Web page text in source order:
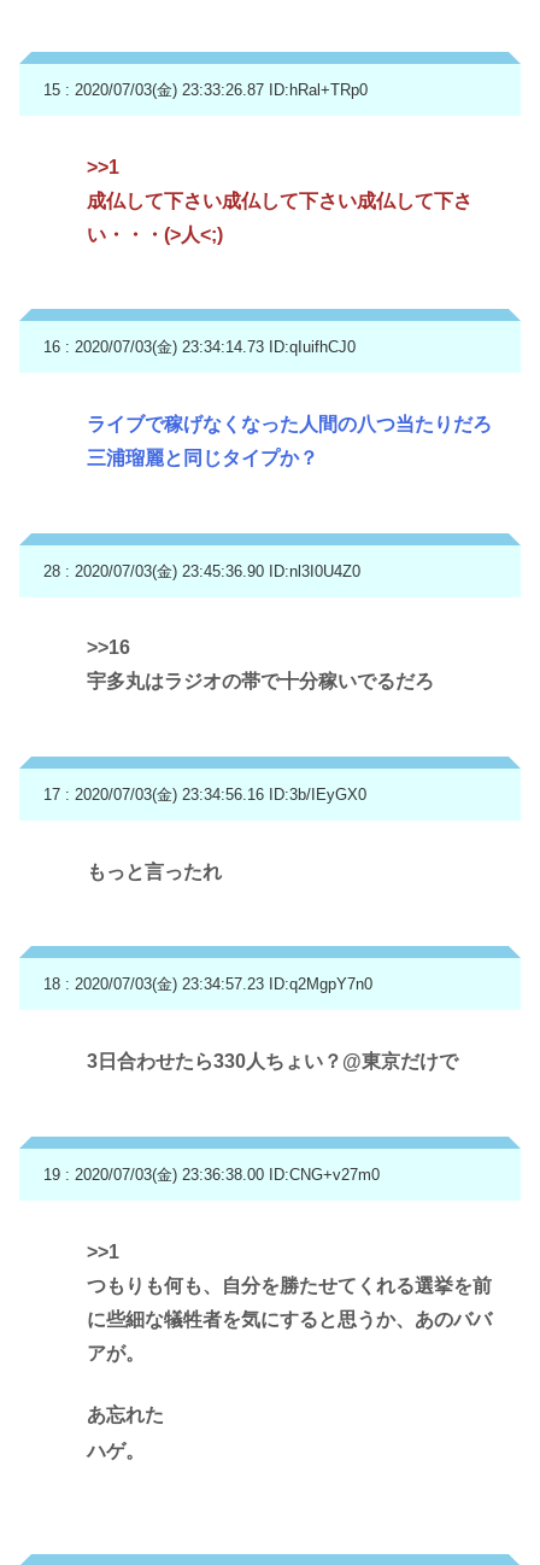
15 : 2020/07/03(金) 23:33:26.87 ID:hRal+TRp0
>>1
成仏して下さい成仏して下さい成仏して下さ
い・・・(>人<;)
16 : 2020/07/03(金) 23:34:14.73 ID:qIuifhCJ0
ライブで稼げなくなった人間の八つ当たりだろ
三浦瑠麗と同じタイプか？
28 : 2020/07/03(金) 23:45:36.90 ID:nl3I0U4Z0
>>16
宇多丸はラジオの帯で十分稼いでるだろ
17 : 2020/07/03(金) 23:34:56.16 ID:3b/IEyGX0
もっと言ったれ
18 : 2020/07/03(金) 23:34:57.23 ID:q2MgpY7n0
3日合わせたら330人ちょい？@東京だけで
19 : 2020/07/03(金) 23:36:38.00 ID:CNG+v27m0
>>1
つもりも何も、自分を勝たせてくれる選挙を前
に些細な犠牲者を気にすると思うか、あのババ
アが。
あ忘れた
ハゲ。